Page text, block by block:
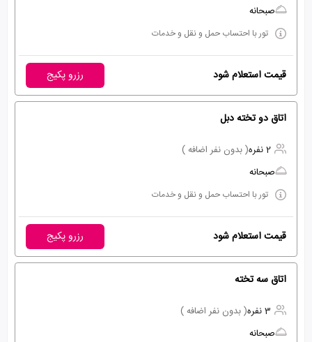
صبحانه
تور با احتساب حمل و نقل و خدمات
قیمت استعلام شود رزرو پکیج
اتاق دو تخته دبل
2 نفره
( بدون نفر اضافه )
صبحانه
تور با احتساب حمل و نقل و خدمات
قیمت استعلام شود رزرو پکیج
اتاق سه تخته
3 نفره
( بدون نفر اضافه )
صبحانه